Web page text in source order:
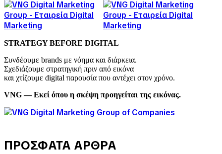
STRATEGY BEFORE DIGITAL
Συνδέουμε brands με νόημα και διάρκεια.
Σχεδιάζουμε στρατηγική πριν από εικόνα
και χτίζουμε digital παρουσία που αντέχει στον χρόνο.
VNG — Εκεί όπου η σκέψη προηγείται της εικόνας.
ΠΡΟΣΦΑΤΑ ΑΡΘΡΑ